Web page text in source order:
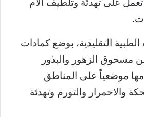
التقليدية، بوضع كمادات
مسحوق الزهور والبذور
موضعياً على المناطق
والاحمرار والتورم وتهدئة